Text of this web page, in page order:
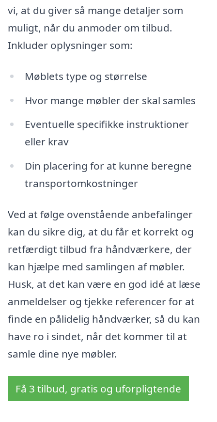
vi, at du giver så mange detaljer som
muligt, når du anmoder om tilbud.
Inkluder oplysninger som:
Møblets type og størrelse
Hvor mange møbler der skal samles
Eventuelle specifikke instruktioner
eller krav
Din placering for at kunne beregne
transportomkostninger
Ved at følge ovenstående anbefalinger
kan du sikre dig, at du får et korrekt og
retfærdigt tilbud fra håndværkere, der
kan hjælpe med samlingen af møbler.
Husk, at det kan være en god idé at læse
anmeldelser og tjekke referencer for at
finde en pålidelig håndværker, så du kan
have ro i sindet, når det kommer til at
samle dine nye møbler.
Få 3 tilbud, gratis og uforpligtende